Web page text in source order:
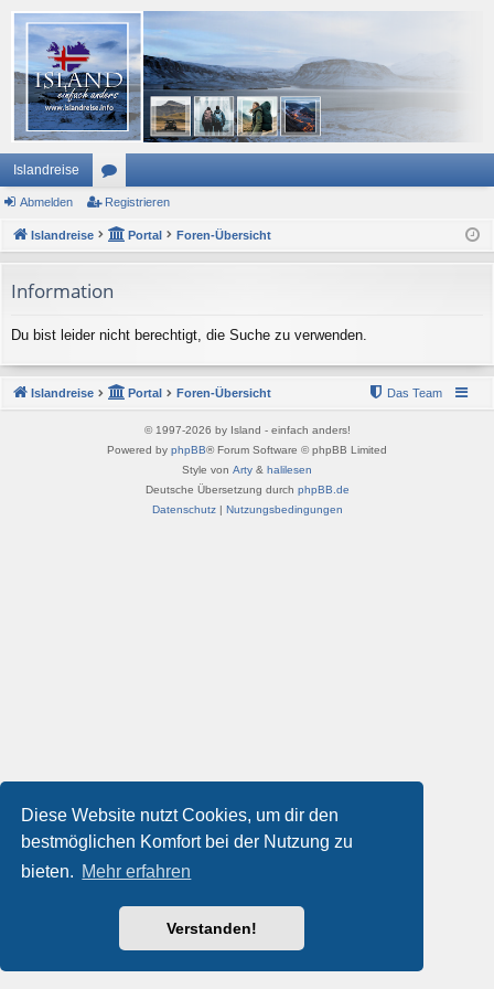
Diese Website nutzt Cookies, um dir den
bestmöglichen Komfort bei der Nutzung zu
bieten. Mehr erfahren
Verstanden!
Islandreise
or
en
Abmelden Registrieren
Islandreise Portal Foren-Übersicht
Information
Du bist leider nicht berechtigt, die Suche zu verwenden.
Islandreise Portal Foren-Übersicht Das Team
© 1997-2026 by Island - einfach anders!
Powered by phpBB® Forum Software © phpBB Limited
Style von Arty & halilesen
Deutsche Übersetzung durch phpBB.de
Datenschutz| Nutzungsbedingungen